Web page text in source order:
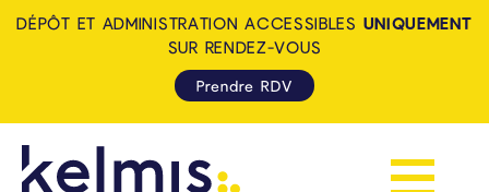
Afficher la
DÉPÔT ET ADMINISTRATION ACCESSIBLES UNIQUEMENT
SUR RENDEZ-VOUS
Prendre RDV